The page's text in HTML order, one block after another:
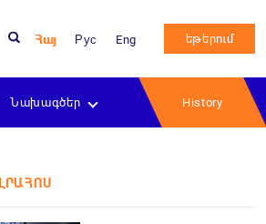
Հայ Рус Eng եթերում
Նախագծեր History
ԼՐԱՀՈՍ